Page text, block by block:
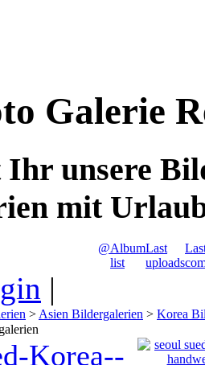
Galerie
unsere
mit
@Album
list
Last
uploads
|
> Asien Bildergalerien > Korea